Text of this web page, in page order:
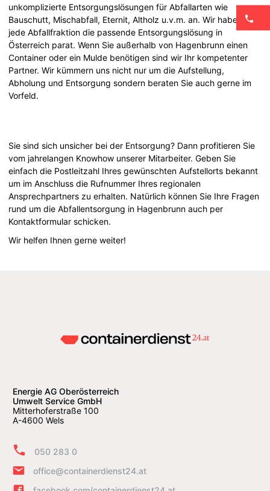
unkomplizierte Entsorgungslösungen für Abfallarten wie
Bauschutt, Mischabfall, Eternit, Altholz u.v.m. an. Wir haben für
jede Abfallfraktion die passende Entsorgungslösung in
Österreich parat. Wenn Sie außerhalb von Hagenbrunn einen
Container oder ein Mulde benötigen sind wir Ihr kompetenter
Partner. Wir kümmern uns nicht nur um die Aufstellung,
Abholung und Entsorgung sondern beraten Sie auch gerne im
Vorfeld.
Sie sind sich unsicher bei der Entsorgung? Dann profitieren Sie
vom jahrelangen Knowhow unserer Mitarbeiter. Geben Sie
einfach die Postleitzahl Ihres gewünschten Aufstellorts bekannt
um im Anschluss die Rufnummer Ihres regionalen
Ansprechpartners zu erhalten. Natürlich können Sie Ihre Fragen
rund um die Abfallentsorgung in Hagenbrunn auch per
Kontaktformular schicken.
Wir helfen Ihnen gerne weiter!
Energie AG Oberösterreich
Umwelt Service GmbH
Mitterhoferstraße 100
A-4600 Wels
050 283 0
office@containerdienst24.at